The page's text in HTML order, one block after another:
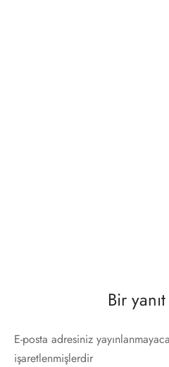
Bir
E-posta adresiniz
işaretlenmişlerdir